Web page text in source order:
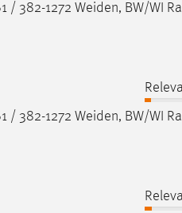
/ 382-1272 Weiden, BW/WI
/ 382-1272 Weiden, BW/WI